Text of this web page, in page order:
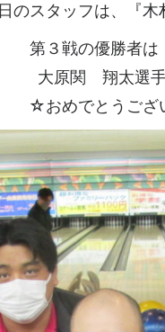
のスタッフは、『
第３戦の優勝者は
大原関 翔太選手
☆おめでとうご